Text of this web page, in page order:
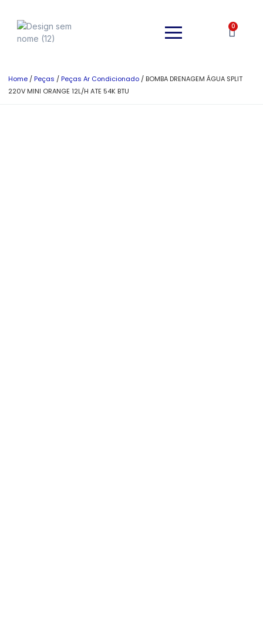
0
Home /Peças /Peças Ar Condicionado / BOMBA DRENAGEM ÁGUA SPLIT
220V MINI ORANGE 12L/H ATE 54K BTU